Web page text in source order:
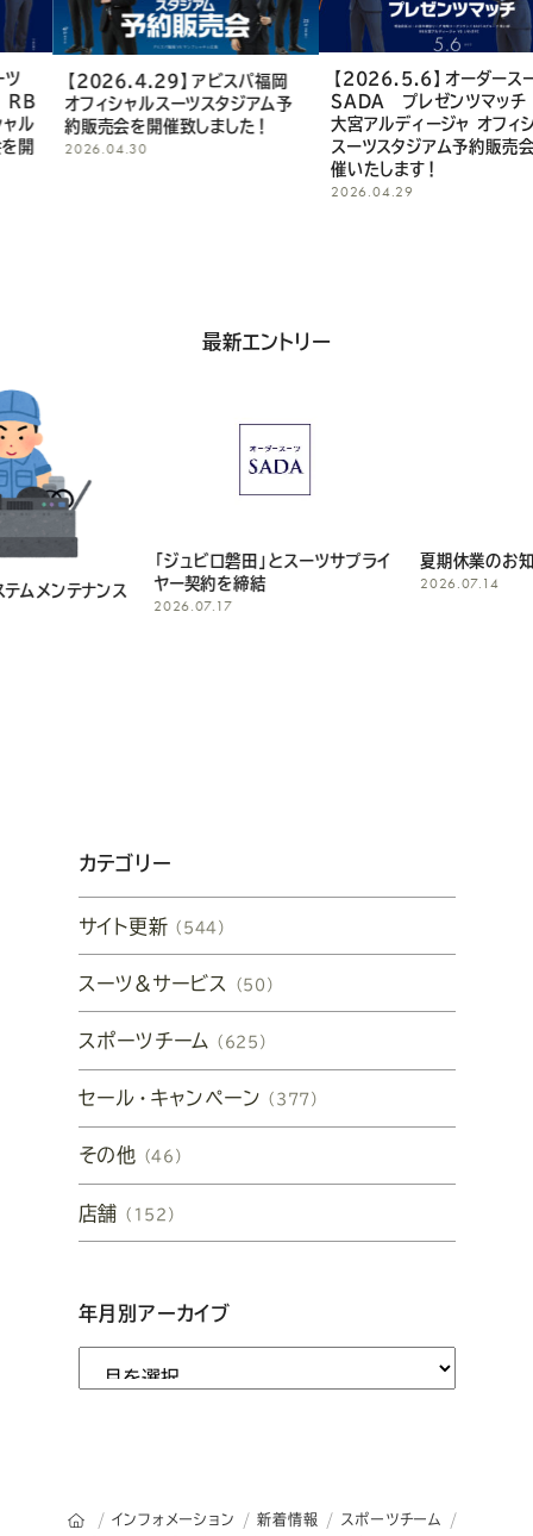
て
く
だ
さ
い
【2026.4.29】アビスパ福岡
オフィシャルスーツスタジアム予
約販売会を開催致しました！
2026.04.30
【2026.5.6】オーダースーツ
SADA プレゼンツマッチ RB
大宮アルディージャ オフィシャル
スーツスタジアム予約販売会を開
催いたします！
2026.04.29
最新エントリー
「ジュビロ磐田」とスーツサプライ
ヤー契約を締結
夏期休業のお知らせ
カテゴリー
サイト更新 （544）
スーツ&サービス （50）
スポーツチーム （625）
セール・キャンペーン （377）
その他 （46）
店舗 （152）
年月別アーカイブ
オーダースーツSADAのトップページ
インフォメーション 新着情報
スポーツチーム